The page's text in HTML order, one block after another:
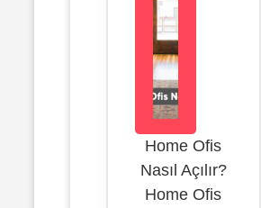
Home Ofis
Nasıl Açılır?
Home Ofis